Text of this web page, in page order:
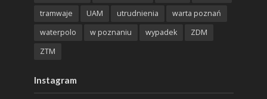
tramwaje
UAM utrudnienia
warta poznań
waterpolo
w poznaniu wypadek
ZDM
ZTM
Instagram